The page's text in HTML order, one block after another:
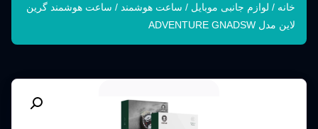
خانه / لوازم جانبی موبایل / ساعت هوشمند / ساعت هوشمند گرین
لاین مدل ADVENTURE GNADSW